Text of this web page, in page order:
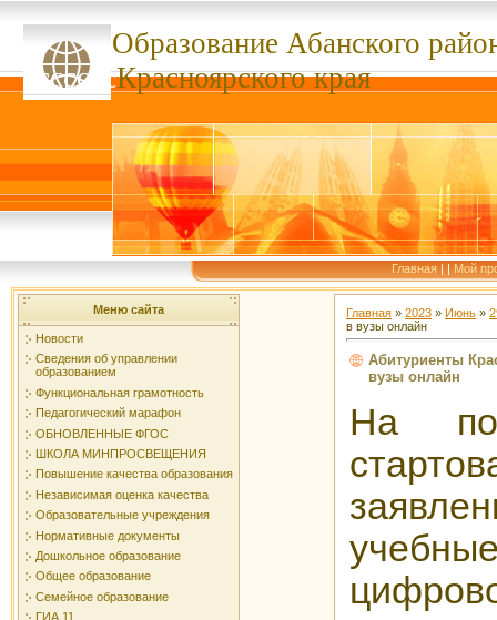
Образование Абанского
сссссссКрасноярского края
Главная | | Мой
Меню сайта
Новости
Сведения об управлении
образованием
Функциональная грамотность
Педагогический марафон
ОБНОВЛЕННЫЕ ФГОС
ШКОЛА МИНПРОСВЕЩЕНИЯ
Повышение качества образования
Независимая оценка качества
Образовательные учреждения
Нормативные документы
Дошкольное образование
Общее образование
Семейное образование
ГИА 11
Главная » 2023 » Июнь »
в вузы онлайн
Абитуриенты
вузы онлайн
На